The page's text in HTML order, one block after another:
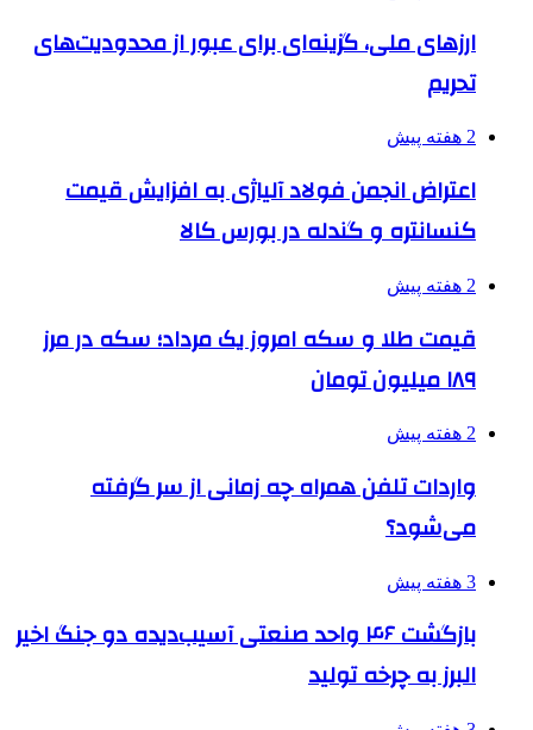
ارزهای ملی، گزینه‌ای برای عبور از محدودیت‌های
تحریم
2 هفته پیش
اعتراض انجمن فولاد آلیاژی به افزایش قیمت
کنسانتره و گندله در بورس کالا
2 هفته پیش
قیمت طلا و سکه امروز یک مرداد؛ سکه در مرز
۱۸۹ میلیون تومان
2 هفته پیش
واردات تلفن همراه چه زمانی از سر گرفته
می‌شود؟
3 هفته پیش
بازگشت ۴۶ واحد صنعتی آسیب‌دیده دو جنگ اخیر
البرز به چرخه تولید